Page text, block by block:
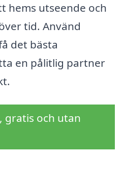
hems utseende och
tid. Använd
det bästa
en pålitlig partner
gratis och utan